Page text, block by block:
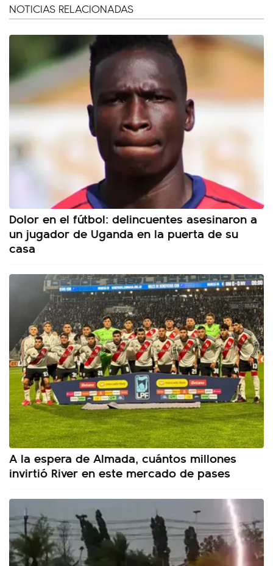
NOTICIAS RELACIONADAS
Dolor en el fútbol: delincuentes asesinaron a
un jugador de Uganda en la puerta de su
casa
A la espera de Almada, cuántos millones
invirtió River en este mercado de pases